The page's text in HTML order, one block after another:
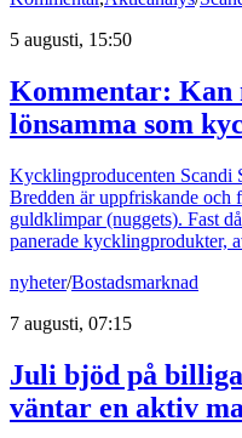
5 augusti, 15:50
Kommentar: Kan
lönsamma som
Kycklingproducenten Scandi
Bredden är uppfriskande och
guldklimpar (nuggets). Fast
panerade kycklingprodukter,
nyheter/Bostadsmarknad
7 augusti, 07:15
Juli bjöd på
väntar en aktiv